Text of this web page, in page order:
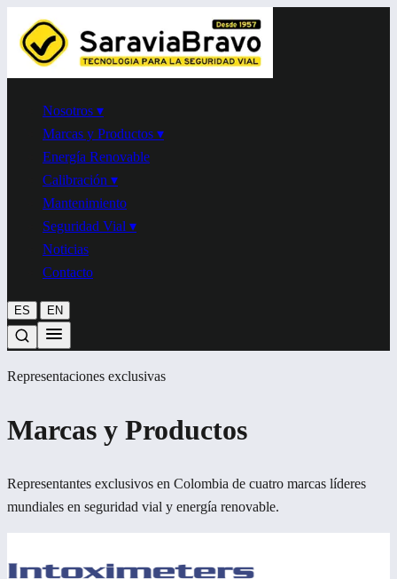
Nosotros ▾
Marcas y Productos ▾
Energía Renovable
Calibración ▾
Mantenimiento
Seguridad Vial ▾
Noticias
Contacto
ES EN
Representaciones exclusivas
Marcas y Productos
Representantes exclusivos en Colombia de cuatro marcas líderes
mundiales en seguridad vial y energía renovable.